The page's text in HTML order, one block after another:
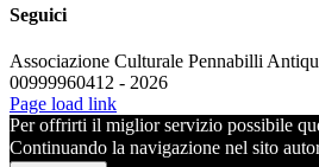
Seguici
Associazione Culturale Pennabilli
00999960412 - 2026
Page load link
Per offrirti il miglior servizio possibile
Continuando la navigazione nel sito